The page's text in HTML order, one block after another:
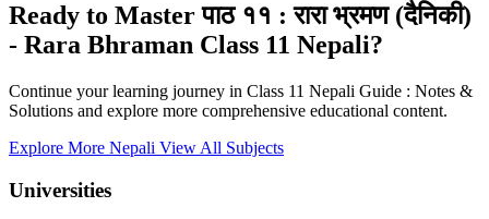
Ready to Master पाठ ११ : रारा भ्रमण (दैनिकी)
- Rara Bhraman Class 11 Nepali?
Continue your learning journey in Class 11 Nepali Guide : Notes &
Solutions and explore more comprehensive educational content.
Explore More Nepali View All Subjects
Universities